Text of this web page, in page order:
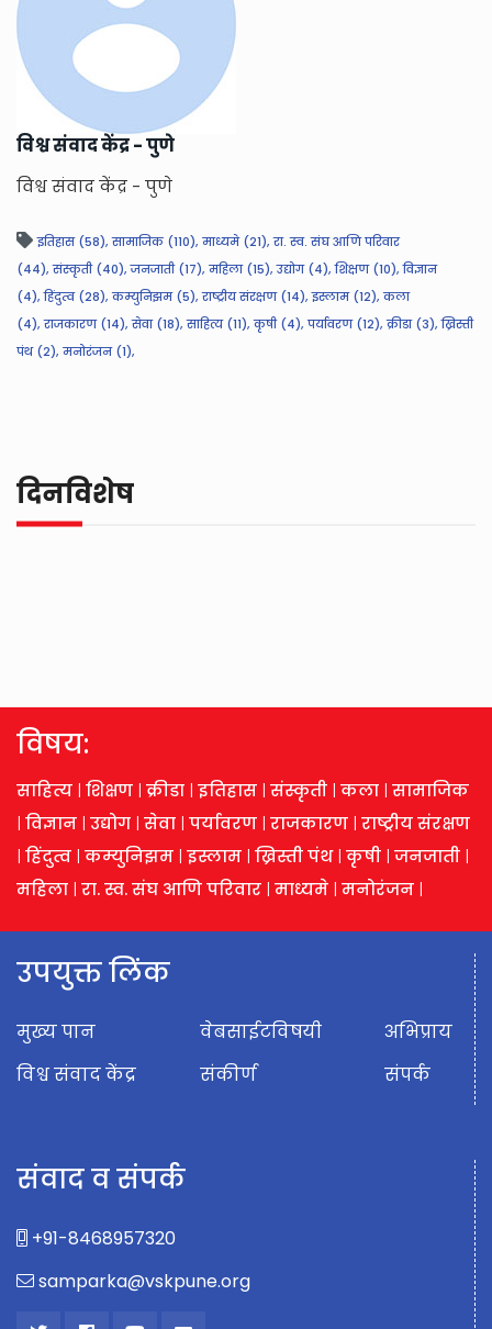
विश्व संवाद केंद्र - पुणे
विश्व संवाद केंद्र - पुणे
इतिहास (58), सामाजिक (110), माध्यमे (21), रा. स्व. संघ आणि परिवार
(44), संस्कृती (40), जनजाती (17), महिला (15), उद्योग (4), शिक्षण (10), विज्ञान
(4), हिंदुत्व (28), कम्युनिझम (5), राष्ट्रीय संरक्षण (14), इस्लाम (12), कला
(4), राजकारण (14), सेवा (18), साहित्य (11), कृषी (4), पर्यावरण (12), क्रीडा (3), ख्रिस्ती
पंथ (2), मनोरंजन (1),
दिनविशेष
विषय:
साहित्य | शिक्षण | क्रीडा | इतिहास | संस्कृती | कला | सामाजिक
| विज्ञान | उद्योग | सेवा | पर्यावरण | राजकारण | राष्ट्रीय संरक्षण
| हिंदुत्व | कम्युनिझम | इस्लाम | ख्रिस्ती पंथ| कृषी | जनजाती |
महिला | रा. स्व. संघ आणि परिवार | माध्यमे | मनोरंजन |
उपयुक्त लिंक
मुख्य पान
विश्व संवाद केंद्र
वेबसाईटविषयी
संकीर्ण
अभिप्राय
संपर्क
संवाद व संपर्क
+91-8468957320
samparka@vskpune.org